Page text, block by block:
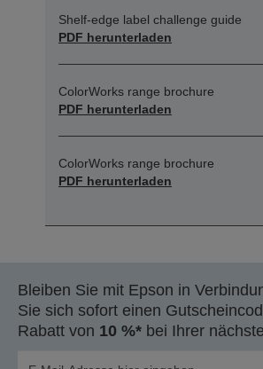
Shelf-edge label challenge guide
PDF herunterladen
ColorWorks range brochure
PDF herunterladen
ColorWorks range brochure
PDF herunterladen
Bleiben Sie mit Epson in
Sie sich sofort einen
Rabatt von 10 %* bei Ihrer